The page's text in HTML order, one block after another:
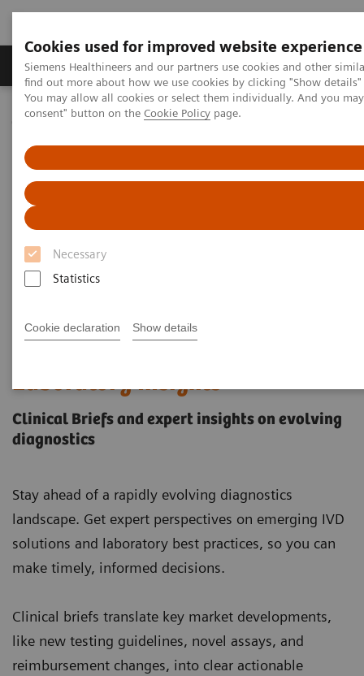
Cookies used for improved website experience
Siemens Healthineers and our partners use cookies and other
find out more about how we use cookies by clicking "Show
You may allow all cookies or select them individually. And you
consent" button on the Cookie Policy page.
Necessary
Statistics
Cookie declaration Show details
Продукція та сервіси Клінічні галузі
Домашня
Лабораторна діагностика
Laboratory Insights
Clinical Briefs and expert insights on evolving
diagnostics
Stay ahead of a rapidly evolving diagnostics
landscape. Get expert perspectives on emerging IVD
solutions and laboratory best practices, so you can
make timely, informed decisions.
Clinical briefs translate key market developments,
like new testing guidelines, novel assays, and
reimbursement changes, into clear actionable